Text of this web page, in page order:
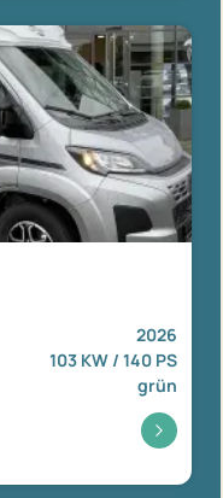
2026
103 KW / 140 PS
grün